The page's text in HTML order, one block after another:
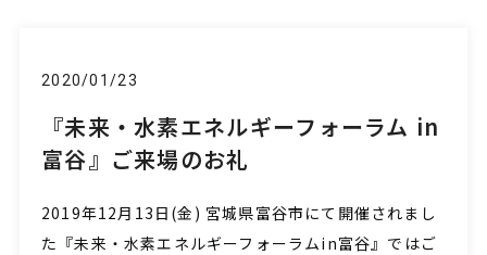
2020/01/23
『未来・水素エネルギーフォーラム in
富谷』ご来場のお礼
2019年12月13日(金) 宮城県富谷市にて開催されまし
た『未来・水素エネルギーフォーラムin富谷』ではご